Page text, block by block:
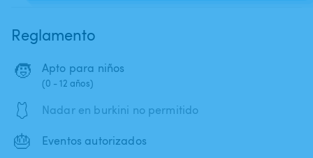
Reglamento
🧒 Apto para niños
(0 - 12 años)
🩱 Nadar en burkini no permitido
🎂 Eventos autorizados